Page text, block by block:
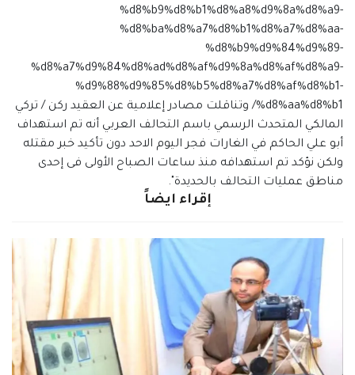
%d8%b9%d8%b1%d8%a8%d9%8a%d8%a9-
%d8%ba%d8%a7%d8%b1%d8%a7%d8%aa-
%d8%b9%d9%84%d9%89-
%d8%a7%d9%84%d8%ad%d8%af%d9%8a%d8%af%d8%a9-
%d9%88%d9%85%d8%b5%d8%a7%d8%af%d8%b1-
%d8%aa%d8%b1/ وتناقلت مصادر إعلامية عن العقيد ركن / تركي
المالكي المتحدث الرسمي باسم التحالف العربي أنه تم استهداف
أبو علي الحاكم في الغارات فجر اليوم الاحد دون تأكيد خبر مقتله
ولكن نؤكد تم استهدافه منذ ساعات الصباح الأولى فى إحدى
مناطق عمليات التحالف بالحديدة".
إقراء ايضاً